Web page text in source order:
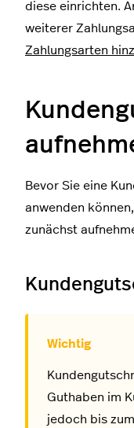
diese einrichten.
weiterer
Zahlungsarten
Bevor Sie eine
anwenden
zunächst
Guthaben im
jedoch bis